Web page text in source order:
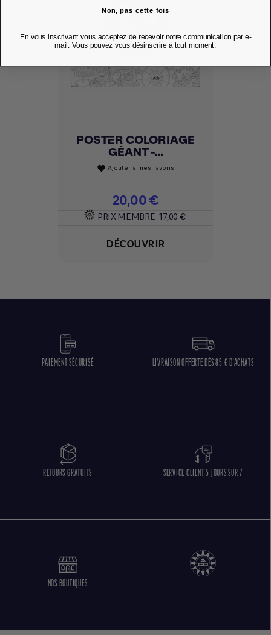
POSTER COLORIAGE
GÉANT -...
favorite Ajouter à mes favoris
Prix
20,00 €
PRIX MEMBRE 17,00 €
DÉCOUVRIR
PAIEMENT SÉCURISÉ LIVRAISON OFFERTE DÈS 85 € D'ACHATS
RETOURS GRATUITS SERVICE CLIENT 5 JOURS SUR 7
NOS BOUTIQUES
Non, pas cette fois
En vous inscrivant vous acceptez de recevoir notre communication par e-
mail. Vous pouvez vous désinscrire à tout moment.